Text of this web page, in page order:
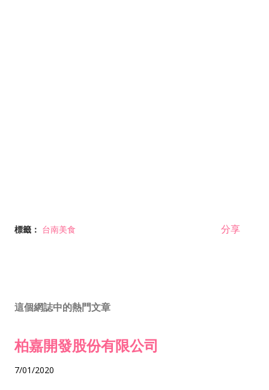
標籤： 台南美食 分享
這個網誌中的熱門文章
柏嘉開發股份有限公司
7/01/2020